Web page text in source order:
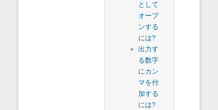
として
オープ
ンする
には?
出力す
る数字
にカン
マを付
加する
には?